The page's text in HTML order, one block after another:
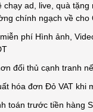
ad, live, quà
chính ngạch về cho
phí Hình ảnh,
đối thủ cạnh tranh
hóa đơn Đỏ VAT khi
toán trước tiền hàng